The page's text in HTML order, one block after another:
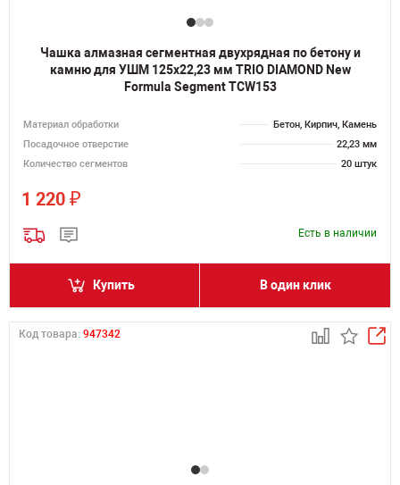
Чашка алмазная сегментная двухрядная по бетону и
камню для УШМ 125х22,23 мм TRIO DIAMOND New
Formula Segment TCW153
Материал обработки
Бетон, Кирпич, Камень
Посадочное отверстие
22,23 мм
Количество сегментов
20 штук
1 220 ₽
Есть в наличии
Купить В один клик
Код товара: 947342